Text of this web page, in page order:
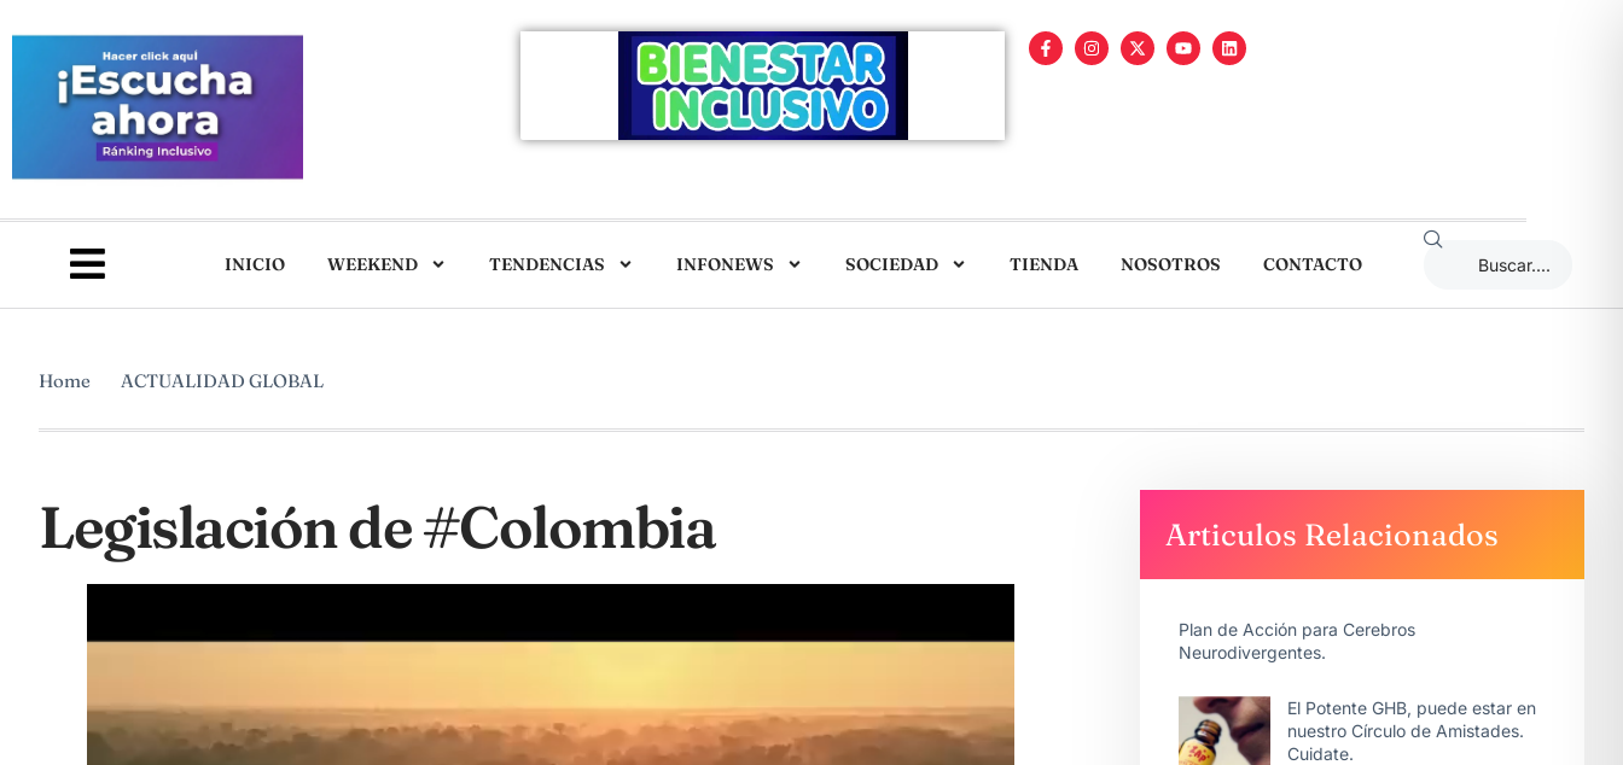
INICIO WEEKEND TENDENCIAS INFONEWS SOCIEDAD TIENDA NOSOTROS CONTACTO
Home ACTUALIDAD GLOBAL
Legislación de #Colombia Articulos Relacionados
Plan de Acción para Cerebros
Neurodivergentes.
El Potente GHB, puede estar en
nuestro Círculo de Amistades.
Cuidate.